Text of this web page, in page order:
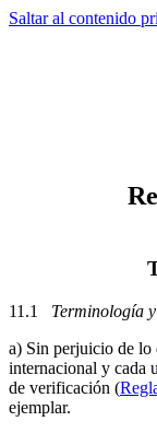
Saltar al contenido
11.1 Terminología
a) Sin perjuicio de lo
internacional y cada
de verificación (
ejemplar.